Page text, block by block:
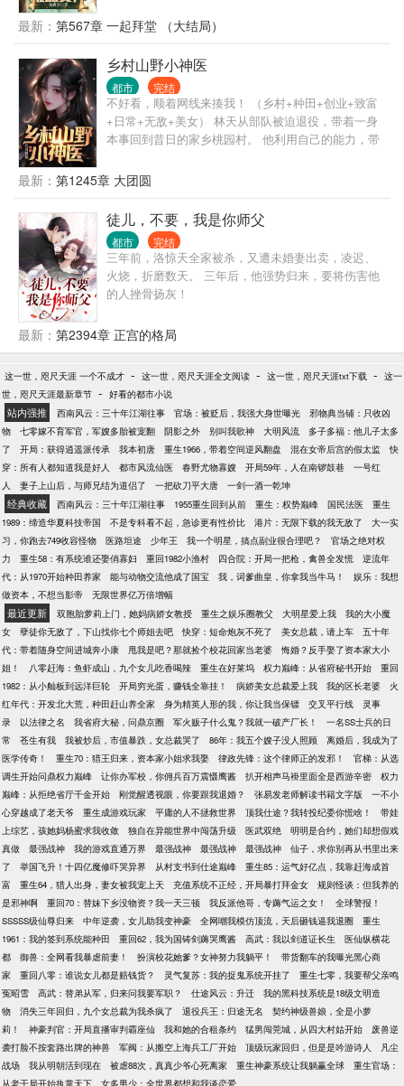
天下权，人生就该如此的潇洒自在。
最新： 第567章 一起拜堂 （大结局）
乡村山野小神医
都市 完结
不好看，顺着网线来揍我！ （乡村+种田+创业+致富
+日常+无敌+美女） 林天从部队被迫退役，带着一身
本事回到昔日的家乡桃园村。 他利用自己的能力，带
峰。 闲来给大佬治治病，跟美女谈谈心，教训一下欺
男霸女的富二代，生活逍遥自在。
最新： 第1245章 大团圆
徒儿，不要，我是你师父
都市 完结
三年前，洛惊天全家被杀，又遭未婚妻出卖，凌迟、
火烧，折磨数天。 三年后，他强势归来，要将伤害他
的人挫骨扬灰！
最新： 第2394章 正宫的格局
这一世，咫尺天涯 一个不成才 - 这一世，咫尺天涯全文阅读 - 这一世，咫尺天涯txt下载 - 这一
世，咫尺天涯最新章节 - 好看的都市小说
站内强推 西南风云：三十年江湖往事 官场：被贬后，我强大身世曝光
邪物典当铺：只收凶
物
七零嫁不育军官，军嫂多胎被宠翻 阴影之外 别叫我歌神 大明风流
多子多福：他儿子太多
了
开局：获得逍遥派传承 我本初唐 重生1966，带着空间逆风翻盘 混在女帝后宫的假太监
快
穿：所有人都知道我是好人
都市风流仙医 春野尤物寡嫂 开局59年，人在南锣鼓巷
一号红
人
妻子上山后，与师兄结为道侣了 一把砍刀平大唐 一剑一酒一乾坤
经典收藏 西南风云：三十年江湖往事 1955重生回到从前 重生：权势巅峰 国民法医
重生
1989：缔造华夏科技帝国
不是专科看不起，急诊更有性价比 港片：无限下载的我无敌了
大一实
习，你跑去749收容怪物
医路坦途 少年王 我一个明星，搞点副业很合理吧？
官场之绝对权
力
重生58：有系统谁还娶俏寡妇 重回1982小渔村 四合院：开局一把枪，禽兽全发慌
逆流年
代：从1970开始种田养家
能与动物交流他成了国宝 我，词爹曲皇，你拿我当牛马！
娱乐：我想
做资本，不想当影帝
无限世界亿万倍增幅
最近更新 双胞胎萝莉上门，她妈病娇女教授 重生之娱乐圈教父 大明星爱上我
我的大小魔
女
孽徒你无敌了，下山找你七个师姐去吧 快穿：短命炮灰不死了 美女总裁，请上车
五十年
代：带着随身空间进城奔小康
甩我是吧？那就捡个校花回家当老婆
悔婚？反手娶了资本家大小
姐！
八零赶海：鱼虾成山，九个女儿吃香喝辣 重生在好莱坞 权力巅峰：从省府秘书开始
重回
1982：从小舢板到远洋巨轮
开局穷光蛋，赚钱全靠挂！ 病娇美女总裁爱上我 我的区长老婆
火
红年代：开发北大荒，种田赶山养全家
身为精英人形的我，你让我当保镖 交叉平行线
灵事
录
以法律之名 我省府大秘，问鼎京圈 军火贩子什么鬼？我就一破产厂长！
一名SS士兵的日
常
苍生有我 我被炒后，市值暴跌，女总裁哭了 86年：我五个嫂子没人照顾
离婚后，我成为了
医学传奇！
重生70：猎王归来，资本家小姐求我娶 律政先锋：这个律师正的发邪！
官梯：从选
调生开始问鼎权力巅峰
让你办军校，你佣兵百万震慑鹰酱 扒开相声马褂里面全是西游辛密
权力
巅峰：从拒绝省厅千金开始
刚觉醒透视眼，你要跟我退婚？ 张易发老师解读书籍文字版
一不小
心穿越成了老天爷
重生成游戏玩家 平庸的人不拯救世界 顶我仕途？我转投纪委你慌啥！
带娃
上综艺，孩她妈杨蜜求我收敛
独自在异能世界中闯荡升级 医武双绝
明明是合约，她们却想假戏
真做
最强战神 我的游戏直通万界 最强战神 最强战神 最强战神
仙子，求你别再从书里出来
了
举国飞升！十四亿魔修吓哭异界 从村支书到仕途巅峰
重生85：运气好亿点，我靠赶海成首
富
重生64，猎人出身，妻女被我宠上天 充值系统不正经，开局暴打拜金女
规则怪谈：但我养的
是邪神啊
重回70：替妹下乡没物资？我一天三顿 我反派他哥，专薅气运之女！
全球警报！
SSSSS级仙尊归来
中年逆袭，女儿助我变神豪 全网嘲我模仿顶流，天后砸钱逼我退圈
重生
1961：我的签到系统能种田
重回62，我为国铸剑薅哭鹰酱 高武：我以剑道证长生
医仙纵横花
都
御兽：全网看我暴虐前妻！ 扮演校花她爹？女神努力我躺平！
带货翻车的我曝光黑心商
家
重回八零：谁说女儿都是赔钱货？ 灵气复苏：我的捉鬼系统开挂了
重生七零，我要帮父亲鸣
冤昭雪
高武：替弟从军，归来问我要军职？ 仕途风云：升迁
我的黑科技系统是18级文明造
物
消失三年回归，九个女总裁为我杀疯了 退役兵王：归途无名
契约神级兽娘，全是小萝
莉！
神豪判官：开局直播审判霸座仙 我和她的合租条约 猛男闯莞城，从四大村姑开始
废兽逆
袭打脸不按套路出牌的神兽
军阀：从搬空上海兵工厂开始 顶级玩家回归，但是是吟游诗人
凡尘
战场
我从明朝活到现在 被虐88次，真真少爷心死离家 重生神豪系统让我躺赢全球
重生官场：
从老干局开始执掌天下
女多男少：全世界都想和我谈恋爱